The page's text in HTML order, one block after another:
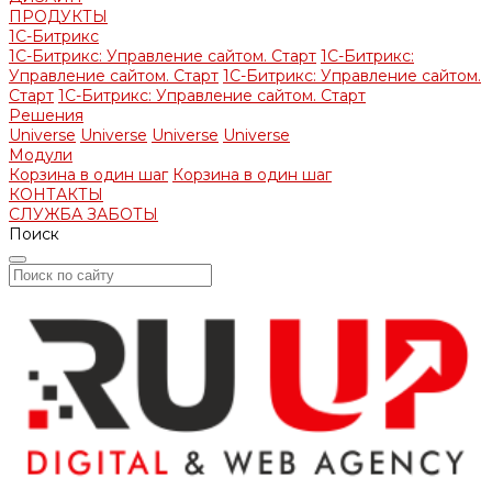
ПРОДУКТЫ
1С-Битрикс
1С-Битрикс: Управление сайтом. Старт 1С-Битрикс:
Управление сайтом. Старт 1С-Битрикс: Управление сайтом.
Старт 1С-Битрикс: Управление сайтом. Старт
Решения
Universe Universe Universe Universe
Модули
Корзина в один шаг Корзина в один шаг
КОНТАКТЫ
СЛУЖБА ЗАБОТЫ
Поиск